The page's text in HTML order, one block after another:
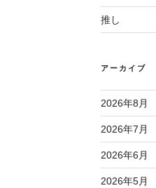
推し
アーカイブ
2026年8月
2026年7月
2026年6月
2026年5月